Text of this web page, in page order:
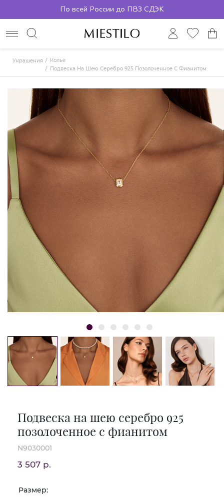
По всей России до ПВЗ СДЭК
Украшения
Колье
Подвеска На Шею Серебро 925 Позолоченное С Фианитом
Подвеска на шею серебро 925
позолоченное с фианитом
N9030001
3 507 р.
Размер: